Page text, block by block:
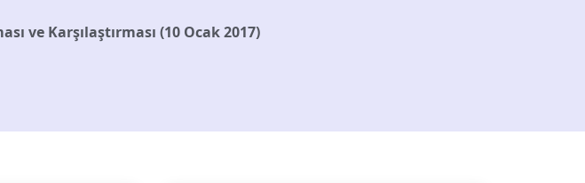
ve Karşılaştırması (10 Ocak 2017)